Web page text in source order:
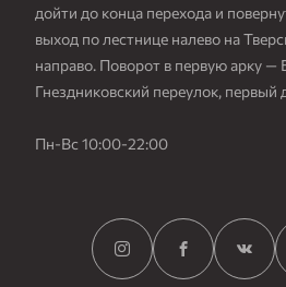
дойти до конца перехода и
выход по лестнице налево на
направо. Поворот в первую арку —
Гнездниковский переулок,
Пн-Вс 10:00-22:00